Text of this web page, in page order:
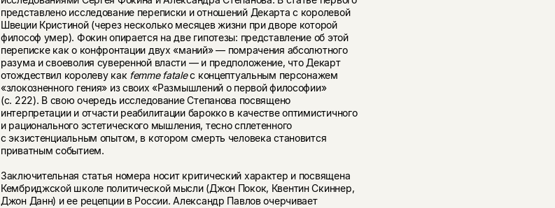
представлено исследование переписки и отношений Декарта с королевой
Швеции Кристиной (через несколько месяцев жизни при дворе которой
философ умер). Фокин опирается на две гипотезы: представление об этой
переписке как о конфронтации двух «маний» — помрачения абсолютного
разума и своеволия суверенной власти — и предположение, что Декарт
отождествил королеву как femme fataleс концептуальным персонажем
«злокозненного гения» из своих «Размышлений о первой философии»
(с. 222). В свою очередь исследование Степанова посвящено
интерпретации и отчасти реабилитации барокко в качестве оптимистичного
и рационального эстетического мышления, тесно сплетенного
с экзистенциальным опытом, в котором смерть человека становится
приватным событием.
Заключительная статья номера носит критический характер и посвящена
Кембриджской школе политической мысли (Джон Покок, Квентин Скиннер,
Джон Данн) и ее рецепции в России. Александр Павлов очерчивает